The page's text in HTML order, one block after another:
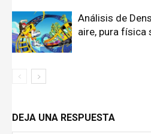
Análisis de
aire, pura física
DEJA UNA RESPUESTA